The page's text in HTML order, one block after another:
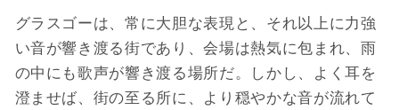
グラスゴーは、常に大胆な表現と、それ以上に力強
い音が響き渡る街であり、会場は熱気に包まれ、雨
の中にも歌声が響き渡る場所だ。しかし、よく耳を
澄ませば、街の至る所に、より穏やかな音が流れて